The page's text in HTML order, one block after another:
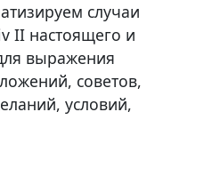
случаи
II настоящего и
выражения
советов,
условий,